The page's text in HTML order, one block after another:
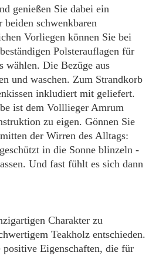
genießen Sie dabei ein
schwenkbaren
Vorliegen können Sie bei
Polsterauflagen für
wählen. Die Bezüge aus
und waschen. Zum Strandkorb
inkludiert mit geliefert.
ist dem Volllieger Amrum
zu eigen. Gönnen Sie
der Wirren des Alltags:
in die Sonne blinzeln -
Und fast fühlt es sich dann
Charakter zu
Teakholz entschieden.
Eigenschaften, die für